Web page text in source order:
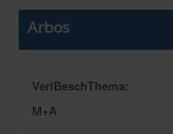
Start
Arbos
VerlBeschThema:
M+A